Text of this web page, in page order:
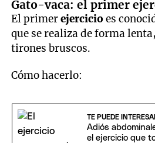
Gato-vaca: el primer
El primerejercicioes
que se realiza de forma
tirones bruscos.
Cómo hacerlo:
TE PUEDE
Adiós
el ejercicio que